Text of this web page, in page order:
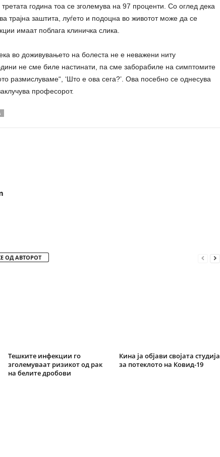
година тоа се зголемува на 97 проценти. Со оглед дека
трајна заштита, луѓето и подоцна во животот може да се
имаат поблага клиничка слика.
во доживувањето на болеста не е неважени ниту
не сме биле настинати, па сме заборабиле на симптомите
размислуваме“, ‘Што е ова сега?’. Ова посебно се однесува
професорот.
ОД АВТОРОТ
Тешките инфекции го
зголемуваат ризикот од рак
на белите дробови
Кина ја објави својата студија
за потеклото на Ковид-19